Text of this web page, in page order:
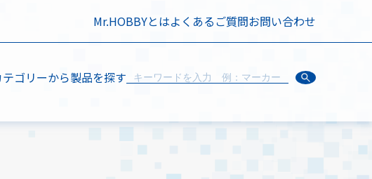
Mr.HOBBYとはよくあるご質問お問い合わせ
テゴリーから製品を探す